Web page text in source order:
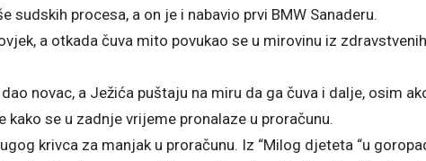
sudskih procesa, a on je i nabavio prvi BMW Sanaderu.
a otkada čuva mito povukao se u mirovinu iz zdravstvenih
novac, a Ježića puštaju na miru da ga čuva i dalje, osim
kako se u zadnje vrijeme pronalaze u proračunu.
krivca za manjak u proračunu. Iz “Milog djeteta “u